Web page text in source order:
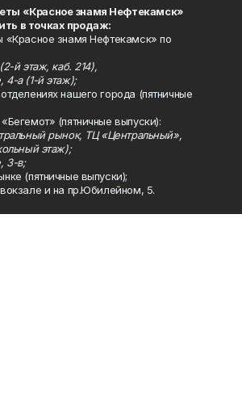
«Красное знамя Нефтекамск»
в точках продаж:
«Красное знамя Нефтекамск» по
й этаж, каб. 214),
4-а (1-й этаж);
нашего города (пятничные
(пятничные выпуски):
рынок, ТЦ «Центральный»,
этаж);
3-в;
(пятничные выпуски);
и на пр.Юбилейном, 5.